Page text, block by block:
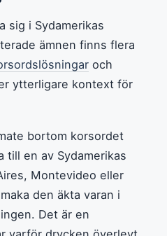
sig i Sydamerikas
ämnen finns flera
och
ytterligare kontext för
bortom korsordet
till en av Sydamerikas
Montevideo eller
den äkta varan i
Det är en